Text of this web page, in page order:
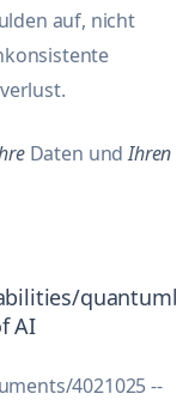
auf, nicht
Daten undIhren
AI
4021025 --